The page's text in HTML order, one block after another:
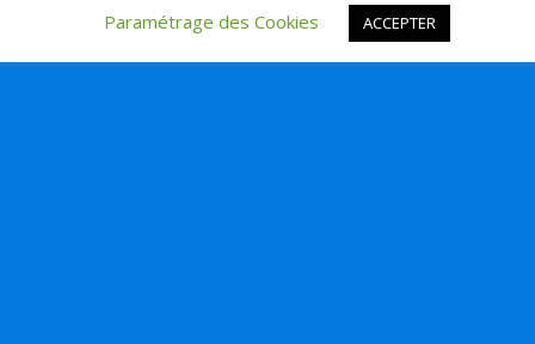
Paramétrage des Cookies
ACCEPTER